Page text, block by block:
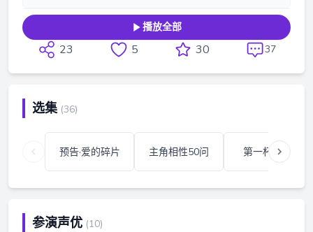
播放全部
23 5 30 37
选集 (36)
预告·爱的碎片 主角相性50问 第一杯·微醺
参演声优 (10)